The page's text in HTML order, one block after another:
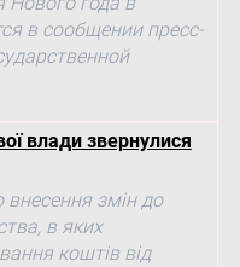
в сообщении пресс-
влади звернулися
внесення змін до
в яких
коштів від